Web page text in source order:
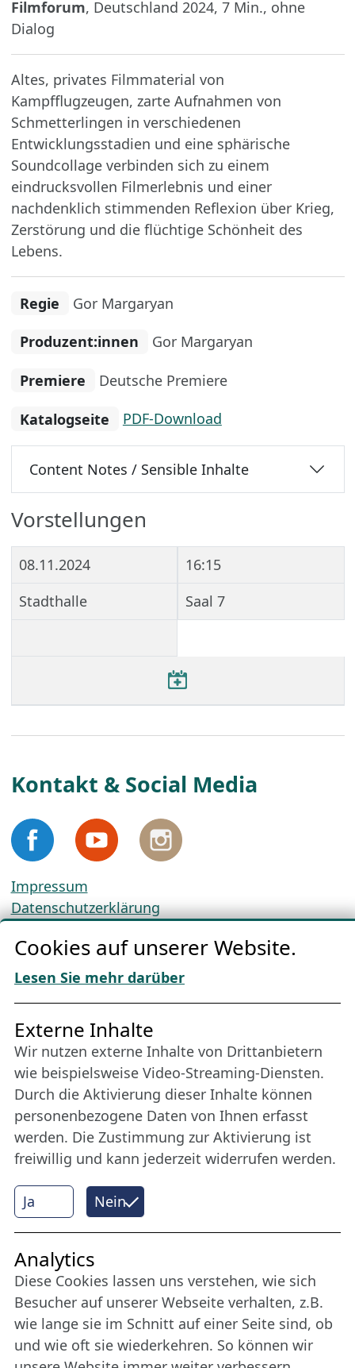
Filmforum, Deutschland 2024, 7 Min., ohne
Dialog
Altes, privates Filmmaterial von
Kampfflugzeugen, zarte Aufnahmen von
Schmetterlingen in verschiedenen
Entwicklungsstadien und eine sphärische
Soundcollage verbinden sich zu einem
eindrucksvollen Filmerlebnis und einer
nachdenklich stimmenden Reflexion über Krieg,
Zerstörung und die flüchtige Schönheit des
Lebens.
Regie Gor Margaryan
Produzent:innen Gor Margaryan
Premiere Deutsche Premiere
Katalogseite PDF-Download
Content Notes / Sensible Inhalte
Vorstellungen
08.11.2024
16:15
Stadthalle
Saal 7
Kontakt & Social Media
Impressum
Datenschutzerklärung
AGBs
Download „Nordic Tango“
Freundes­kreis
Bleiben Sie uns das ganze Jahr über verbunden:
Werden Sie Freund der Nordischen Filmtage
Lübeck.
Mehr erfahren
Internet Partner
Cookies auf unserer Website.
Lesen Sie mehr darüber
Ja Nein
Externe Inhalte
Wir nutzen externe Inhalte von Drittanbietern
wie beispielsweise Video-Streaming-Diensten.
Durch die Aktivierung dieser Inhalte können
personenbezogene Daten von Ihnen erfasst
werden. Die Zustimmung zur Aktivierung ist
freiwillig und kann jederzeit widerrufen werden.
Analytics
Diese Cookies lassen uns verstehen, wie sich
Besucher auf unserer Webseite verhalten, z.B.
wie lange sie im Schnitt auf einer Seite sind, ob
und wie oft sie wiederkehren. So können wir